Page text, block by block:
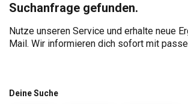
Suchanfrage gefunden.
Nutze unseren Service und erhalte neue
Mail. Wir informieren dich sofort mit
Deine Suche